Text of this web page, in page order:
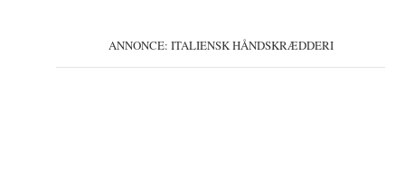
ANNONCE: ITALIENSK HÅNDSKRÆDDERI